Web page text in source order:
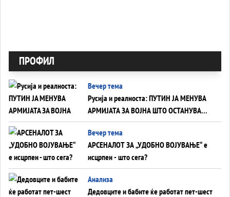
ПРОФИЛ
Вечер тема
Русија и реалноста: ПУТИН ЈА МЕНУВА
АРМИЈАТА ЗА ВОЈНА ШТО ОСТАНУВА
БЕЗ ФРОНТ
Вечер тема
АРСЕНАЛОТ ЗА „УДОБНО ВОЈУВАЊЕ“ е
исцрпен - што сега?
Анализа
Дедовците и бабите ќе работат пет-шест